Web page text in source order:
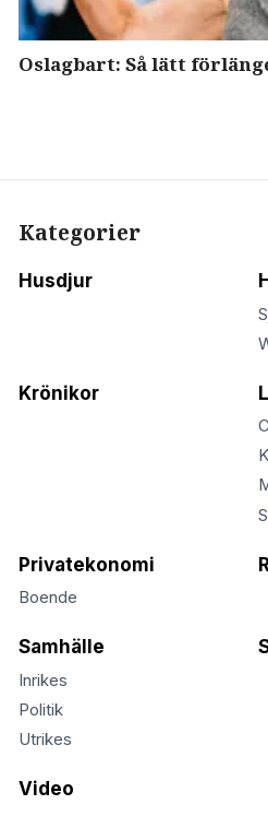
Oslagbart: Så lätt
Kategorier
Husdjur
Krönikor
Privatekonomi
Boende
Samhälle
Inrikes
Politik
Utrikes
Video